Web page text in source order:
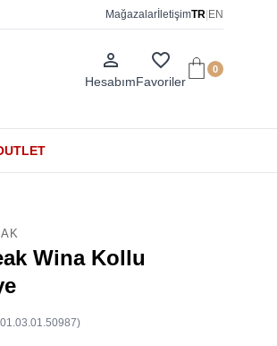
Mağazalar İletişimTR EN
person_outline
Hesabım
favorite_border
Favoriler
0
Wina Kollu